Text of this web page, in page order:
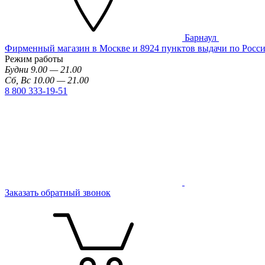
Барнаул
Фирменный магазин в Москве и 8924 пунктов выдачи по
Режим работы
Будни 9.00 — 21.00
Сб, Вс 10.00 — 21.00
8 800 333-19-51
Заказать обратный звонок